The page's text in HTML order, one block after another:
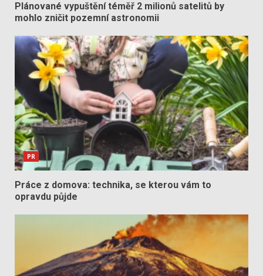
Plánované vypuštění téměř 2 milionů satelitů by
mohlo zničit pozemní astronomii
PR
Práce z domova: technika, se kterou vám to
opravdu půjde